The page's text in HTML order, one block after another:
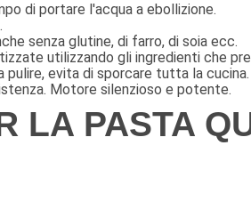
di portare l'acqua a ebollizione.
senza glutine, di farro, di soia ecc.
utilizzando gli ingredienti che
pulire, evita di sporcare tutta la cucina.
Motore silenzioso e potente.
LA PASTA